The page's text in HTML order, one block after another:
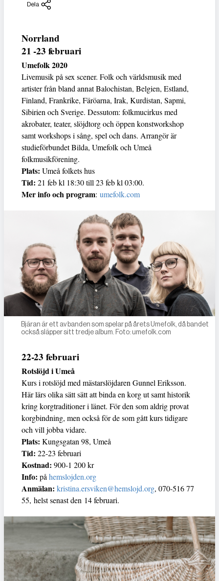
Dela
Norrland
21 -23 februari
Umefolk 2020
Livemusik på sex scener. Folk och världsmusik med
artister från bland annat Balochistan, Belgien, Estland,
Finland, Frankrike, Färöarna, Irak, Kurdistan, Sapmi,
Sibirien och Sverige. Dessutom: folkmucirkus med
akrobater, teater, slöjdtorg och öppen konstworkshop
samt workshops i sång, spel och dans. Arrangör är
studieförbundet Bilda, Umefolk och Umeå
folkmusikförening.
Plats: Umeå folkets hus
Tid: 21 feb kl 18:30 till 23 feb kl 03:00.
Mer info och program: umefolk.com
Bjäran är ett av banden som spelar på årets Umefolk, då bandet
också släpper sitt tredje album. Foto: umefolk.com
22-23 februari
Rotslöjd i Umeå
Kurs i rotslöjd med mästarslöjdaren Gunnel Eriksson.
Här lärs olika sätt sätt att binda en korg ut samt historik
kring korgtraditioner i länet. För den som aldrig provat
korgbindning, men också för de som gått kurs tidigare
och vill jobba vidare.
Plats: Kungsgatan 98, Umeå
Tid: 22-23 februari
Kostnad: 900-1 200 kr
Info: på hemslojden.org
Anmälan: kristina.ersviken@hemslojd.org, 070-516 77
55, helst senast den 14 februari.